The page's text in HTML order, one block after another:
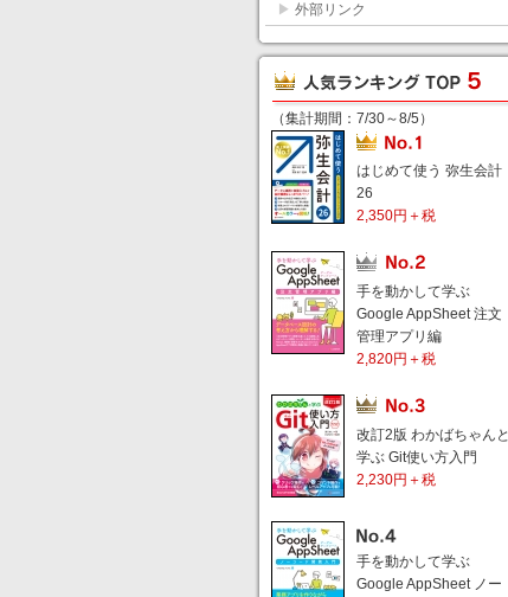
▶ 外部リンク
（集計期間：7/30～8/5）
はじめて使う 弥生会計
26
2,350円＋税
手を動かして学ぶ
Google AppSheet 注文
管理アプリ編
2,820円＋税
改訂2版 わかばちゃんと
学ぶ Git使い方入門
2,230円＋税
手を動かして学ぶ
Google AppSheet ノー